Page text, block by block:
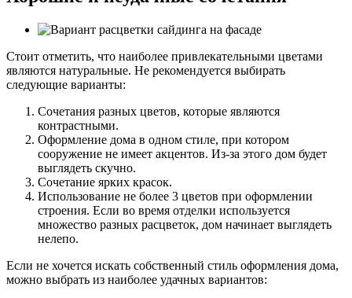
Стоит отметить, что наиболее привлекательными цветами
являются натуральные. Не рекомендуется выбирать
следующие варианты:
Сочетания разных цветов, которые являются
контрастными.
Оформление дома в одном стиле, при котором
сооружение не имеет акцентов. Из-за этого дом будет
выглядеть скучно.
Сочетание ярких красок.
Использование не более 3 цветов при оформлении
строения. Если во время отделки используется
множество разных расцветок, дом начинает выглядеть
нелепо.
Если не хочется искать собственный стиль оформления дома,
можно выбрать из наиболее удачных вариантов: